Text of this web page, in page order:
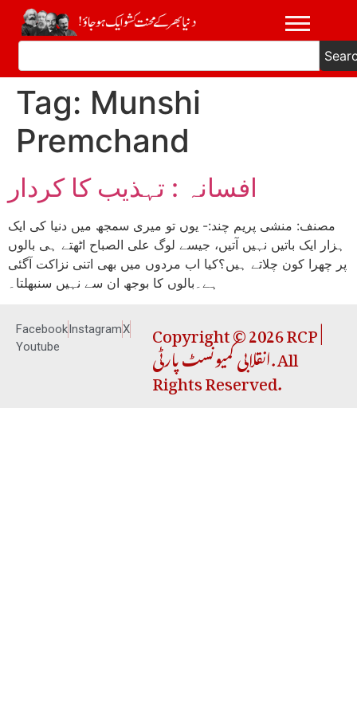
Tag: Munshi
Premchand
افسانہ : تہذیب کا کردار
مصنف: منشی پریم چند:- یوں تو میری سمجھ میں دنیا کی ایک
ہزار ایک باتیں نہیں آتیں، جیسے لوگ علی الصباح اٹھتے ہی بالوں
پر چھرا کون چلاتے ہیں؟کیا اب مردوں میں بھی اتنی نزاکت آگئی
ہے۔بالوں کا بوجھ ان سے نہیں سنبھلتا۔
FacebookInstagramX
Youtube
Copyright © 2026 RCP |
انقلابی کمیونسٹ پارٹی. All
Rights Reserved.